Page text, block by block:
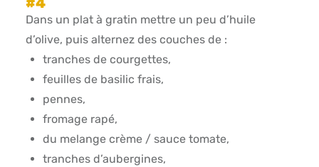
Dans un plat à gratin mettre un peu d’huile
d’olive, puis alternez des couches de :
tranches de courgettes,
feuilles de basilic frais,
pennes,
fromage rapé,
du melange crème / sauce tomate,
tranches d’aubergines,